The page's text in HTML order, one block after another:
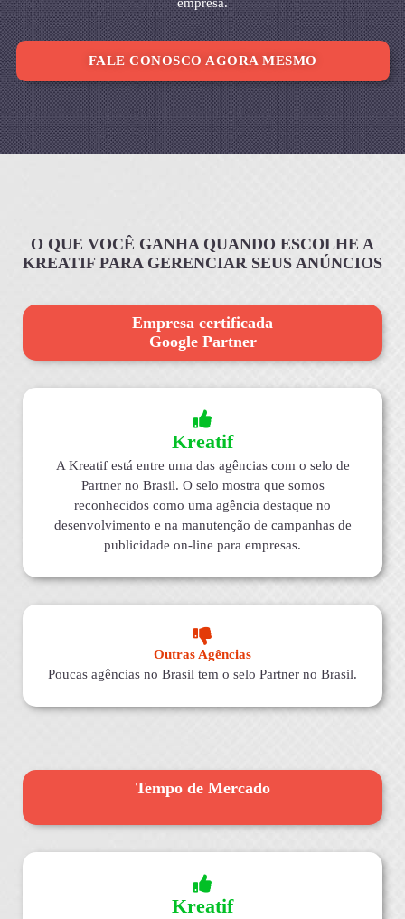
FALE CONOSCO AGORA MESMO
O QUE VOCÊ GANHA QUANDO ESCOLHE A
KREATIF PARA GERENCIAR SEUS ANÚNCIOS
Empresa certificada
Google Partner
Kreatif
A Kreatif está entre uma das agências com o selo de
Partner no Brasil. O selo mostra que somos
reconhecidos como uma agência destaque no
desenvolvimento e na manutenção de campanhas de
publicidade on-line para empresas.
Outras Agências
Poucas agências no Brasil tem o selo Partner no Brasil.
Tempo de Mercado
Kreatif